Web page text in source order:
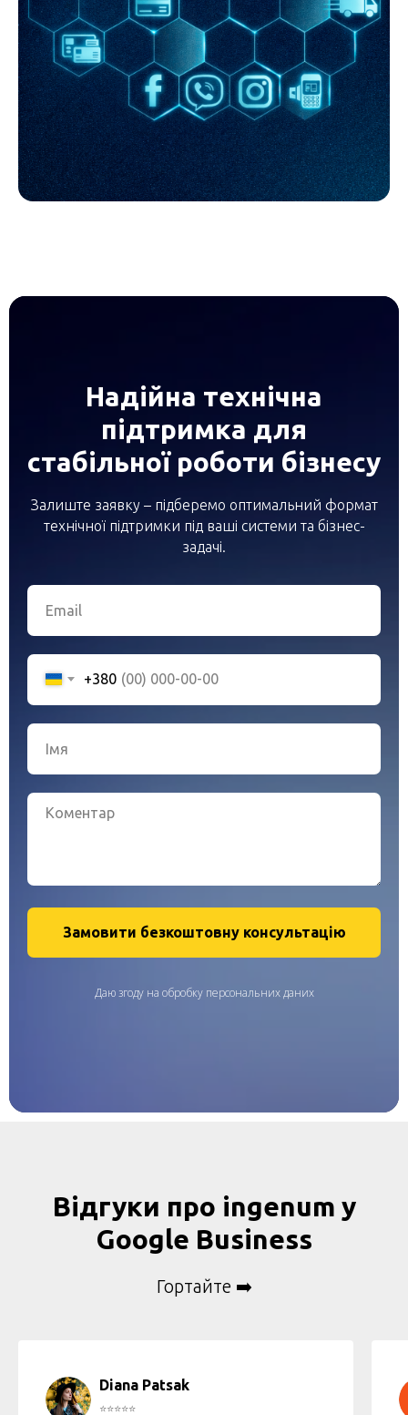
Надійна технічна
підтримка для
стабільної роботи бізнесу
Залиште заявку – підберемо оптимальний формат
технічної підтримки під ваші системи та бізнес-
задачі.
+380
Замовити безкоштовну консультацію
Даю згоду на обробку персональних даних
Відгуки про ingenum у
Google Business
Гортайте ➡️
Diana Patsak
⭐️⭐️⭐️⭐️⭐️